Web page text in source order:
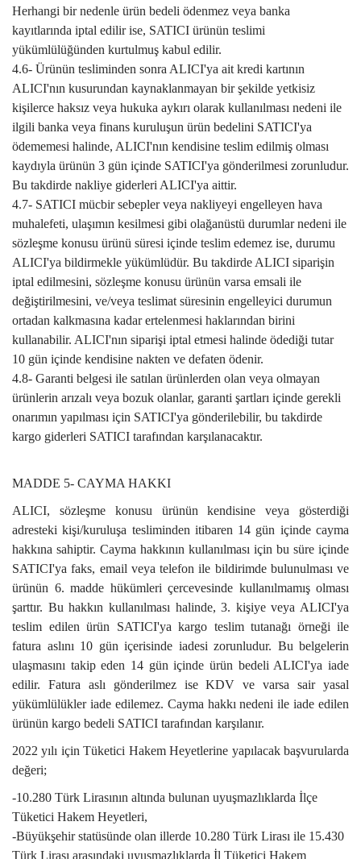
Herhangi bir nedenle ürün bedeli ödenmez veya banka
kayıtlarında iptal edilir ise, SATICI ürünün teslimi
yükümlülüğünden kurtulmuş kabul edilir.
4.6- Ürünün tesliminden sonra ALICI'ya ait kredi kartının
ALICI'nın kusurundan kaynaklanmayan bir şekilde yetkisiz
kişilerce haksız veya hukuka aykırı olarak kullanılması nedeni ile
ilgili banka veya finans kuruluşun ürün bedelini SATICI'ya
ödememesi halinde, ALICI'nın kendisine teslim edilmiş olması
kaydıyla ürünün 3 gün içinde SATICI'ya gönderilmesi zorunludur.
Bu takdirde nakliye giderleri ALICI'ya aittir.
4.7- SATICI mücbir sebepler veya nakliyeyi engelleyen hava
muhalefeti, ulaşımın kesilmesi gibi olağanüstü durumlar nedeni ile
sözleşme konusu ürünü süresi içinde teslim edemez ise, durumu
ALICI'ya bildirmekle yükümlüdür. Bu takdirde ALICI siparişin
iptal edilmesini, sözleşme konusu ürünün varsa emsali ile
değiştirilmesini, ve/veya teslimat süresinin engelleyici durumun
ortadan kalkmasına kadar ertelenmesi haklarından birini
kullanabilir. ALICI'nın siparişi iptal etmesi halinde ödediği tutar
10 gün içinde kendisine nakten ve defaten ödenir.
4.8- Garanti belgesi ile satılan ürünlerden olan veya olmayan
ürünlerin arızalı veya bozuk olanlar, garanti şartları içinde gerekli
onarımın yapılması için SATICI'ya gönderilebilir, bu takdirde
kargo giderleri SATICI tarafından karşılanacaktır.
MADDE 5- CAYMA HAKKI
ALICI, sözleşme konusu ürünün kendisine veya gösterdiği
adresteki kişi/kuruluşa tesliminden itibaren 14 gün içinde cayma
hakkına sahiptir. Cayma hakkının kullanılması için bu süre içinde
SATICI'ya faks, email veya telefon ile bildirimde bulunulması ve
ürünün 6. madde hükümleri çercevesinde kullanılmamış olması
şarttır. Bu hakkın kullanılması halinde, 3. kişiye veya ALICI'ya
teslim edilen ürün SATICI'ya kargo teslim tutanağı örneği ile
fatura aslını 10 gün içerisinde iadesi zorunludur. Bu belgelerin
ulaşmasını takip eden 14 gün içinde ürün bedeli ALICI'ya iade
edilir. Fatura aslı gönderilmez ise KDV ve varsa sair yasal
yükümlülükler iade edilemez. Cayma hakkı nedeni ile iade edilen
ürünün kargo bedeli SATICI tarafından karşılanır.
2022 yılı için Tüketici Hakem Heyetlerine yapılacak başvurularda
değeri;
-10.280 Türk Lirasının altında bulunan uyuşmazlıklarda İlçe
Tüketici Hakem Heyetleri,
-Büyükşehir statüsünde olan illerde 10.280 Türk Lirası ile 15.430
Türk Lirası arasındaki uyuşmazlıklarda İl Tüketici Hakem